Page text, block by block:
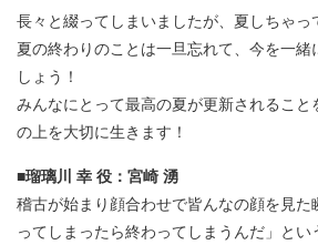
長々と綴ってしまいましたが、夏しちゃっ
夏の終わりのことは一旦忘れて、今を一緒
しょう！
みんなにとって最高の夏が更新されること
の上を大切に生きます！
■瑠璃川 幸 役：宮崎 湧
稽古が始まり顔合わせで皆んなの顔を見た
ってしまったら終わってしまうんだ」とい